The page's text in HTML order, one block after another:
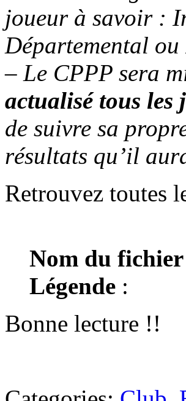
joueur à savoir :
Départemental
– Le CPPP sera
actualisé tous les
de suivre sa
résultats qu’il
Retrouvez toutes
Nom du fichier
Légende :
Bonne lecture !!